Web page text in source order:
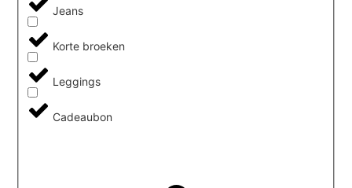
Jeans
Korte broeken
Leggings
Cadeaubon